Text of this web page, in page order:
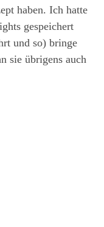
haben. Ich hatte
gespeichert
und so) bringe
sie übrigens auch